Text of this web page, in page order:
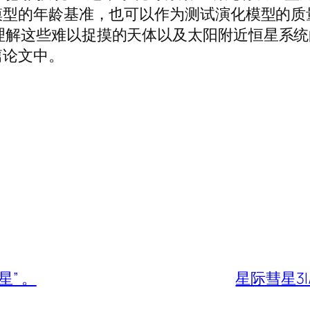
的年龄基准，也可以作为测试演化模型的质
解这些难以捉摸的天体以及太阳附近恒星系
文中。
。 星际彗星